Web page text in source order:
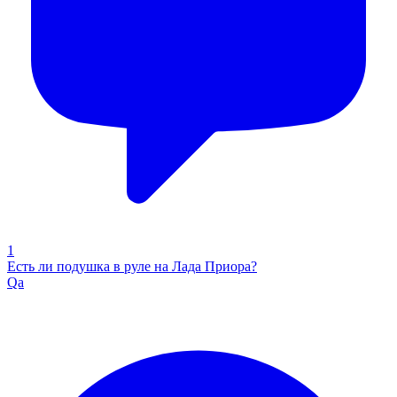
1
Есть ли подушка в руле на Лада Приора?
Qa